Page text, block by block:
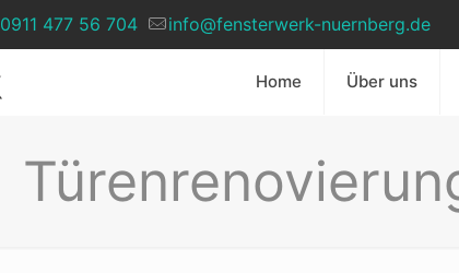
0911 477 56 704 info@fensterwerk-nuernberg.de
Home Über uns